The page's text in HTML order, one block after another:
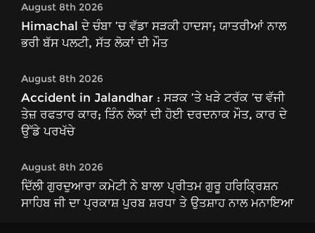
August 8th 2026
Himachal ਦੇ ਚੰਬਾ ’ਚ ਵੱਡਾ ਸੜਕੀ ਹਾਦਸਾ; ਯਾਤਰੀਆਂ ਨਾਲ
ਭਰੀ ਬੱਸ ਪਲਟੀ, ਸੱਤ ਲੋਕਾਂ ਦੀ ਮੌਤ
August 8th 2026
Accident in Jalandhar : ਸੜਕ ’ਤੇ ਖੜੇ ਟਰੱਕ ’ਚ ਵੱਜੀ
ਤੇਜ਼ ਰਫਤਾਰ ਕਾਰ; ਤਿੰਨ ਲੋਕਾਂ ਦੀ ਹੋਈ ਦਰਦਨਾਕ ਮੌਤ, ਕਾਰ ਦੇ
ਉੱਡੇ ਪਰਖੱਚੇ
August 8th 2026
ਦਿੱਲੀ ਗੁਰਦੁਆਰਾ ਕਮੇਟੀ ਨੇ ਬਾਲਾ ਪ੍ਰੀਤਮ ਗੁਰੂ ਹਰਿਕ੍ਰਿਸ਼ਨ
ਸਾਹਿਬ ਜੀ ਦਾ ਪ੍ਰਕਾਸ਼ ਪੁਰਬ ਸ਼ਰਧਾ ਤੇ ਉਤਸ਼ਾਹ ਨਾਲ ਮਨਾਇਆ